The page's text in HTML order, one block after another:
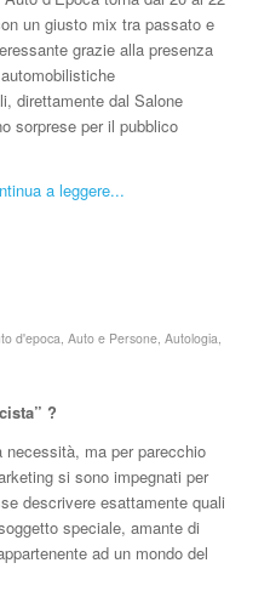
un giusto mix tra passato e
grazie alla presenza
direttamente dal Salone
sorprese per il pubblico
a leggere...
d'epoca Auto e Persone, Autologia
?
necessità, ma per parecchio
si sono impegnati per
descrivere esattamente quali
speciale, amante di
ad un mondo del